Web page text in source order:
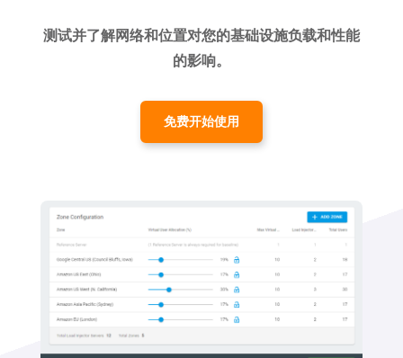
测试并了解网络和位置对您的基础设施负载和性能
的影响。
免费开始使用